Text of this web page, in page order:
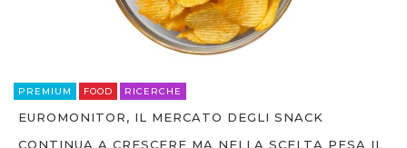
PREMIUM FOOD RICERCHE
EUROMONITOR, IL MERCATO DEGLI SNACK
CONTINUA A CRESCERE MA NELLA SCELTA PESA IL